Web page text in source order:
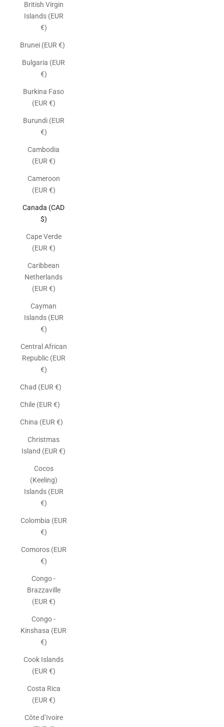
British Virgin
Islands (EUR
€)
Brunei (EUR €)
Bulgaria (EUR
€)
Burkina Faso
(EUR €)
Burundi (EUR
€)
Cambodia
(EUR €)
Cameroon
(EUR €)
Canada (CAD
$)
Cape Verde
(EUR €)
Caribbean
Netherlands
(EUR €)
Cayman
Islands (EUR
€)
Central African
Republic (EUR
€)
Chad (EUR €)
Chile (EUR €)
China (EUR €)
Christmas
Island (EUR €)
Cocos
(Keeling)
Islands (EUR
€)
Colombia (EUR
€)
Comoros (EUR
€)
Congo -
Brazzaville
(EUR €)
Congo -
Kinshasa (EUR
€)
Cook Islands
(EUR €)
Costa Rica
(EUR €)
Côte d’Ivoire